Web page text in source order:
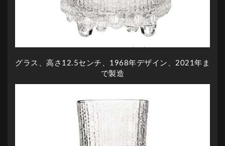
グラス、高さ12.5センチ、1968年デザイン、2021年ま
で製造